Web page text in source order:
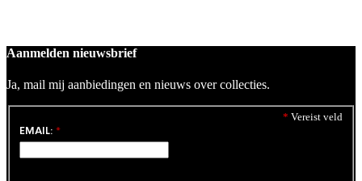
Aanmelden nieuwsbrief
Ja, mail mij aanbiedingen en nieuws over collecties.
* Vereist veld
EMAIL: *